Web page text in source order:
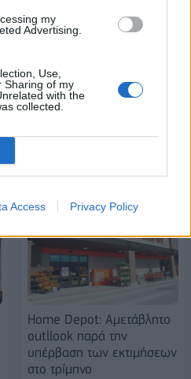
my
Advertising.
Use,
Sharing of my
with the
collected.
Access Privacy Policy
Θέατρο Επιδαύρου άνοιξε τις
ΤΗΝ ΚΑΤΗΓΟΡΊΑ
Home Depot: Αμετάβλητο
outllook παρά την
υπέρβαση των εκτιμήσεων
στο τρίμηνο